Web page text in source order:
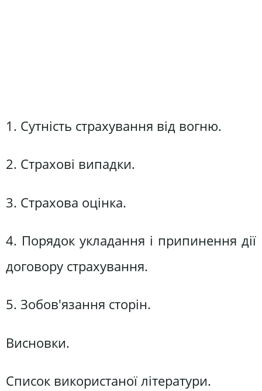
1. Сутність страхування від вогню.
2. Страхові випадки.
3. Страхова оцінка.
4. Порядок укладання і припинення дії
договору страхування.
5. Зобов'язання сторін.
Висновки.
Список використаної літератури.